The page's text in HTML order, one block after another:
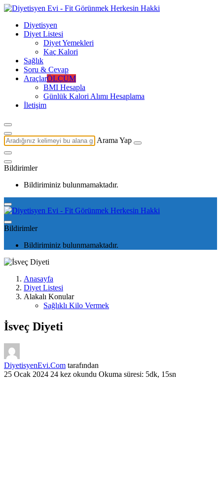
Diyetisyen
Diyet Listesi
Diyet Yemekleri
Kaç Kalori
Sağlık
Soru & Cevap
AraçlarÖLÇÜM
BMI Hesapla
Günlük Kalori Alımı Hesaplama
İletişim
Arama Yap
Bildirimler
Bildiriminiz bulunmamaktadır.
Bildirimler
Bildiriminiz bulunmamaktadır.
Anasayfa
Diyet Listesi
Alakalı Konular
Sağlıklı Kilo Vermek
İsveç Diyeti
DiyetisyenEvi.Com tarafından
25 Ocak 2024 24 kez okundu Okuma süresi: 5dk, 15sn